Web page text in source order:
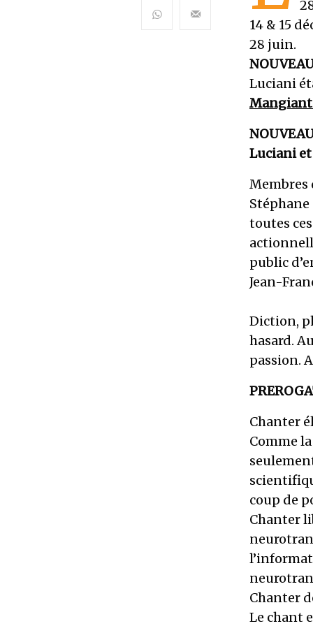
14 & 15
28 juin.
Luciani
Luciani
Membres
toutes
public
Jean-
Diction,
hasard.
passion.
Chanter
Comme
coup de
Chanter
Chanter
Le chant